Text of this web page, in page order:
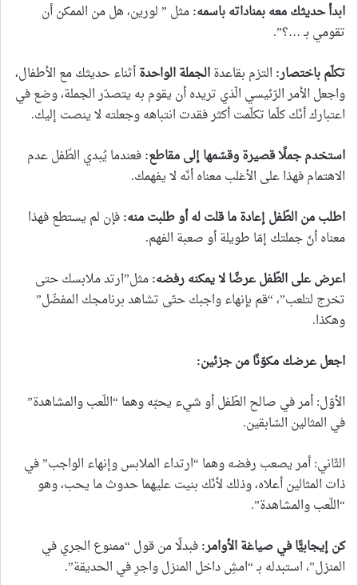
ابدأ حديثك معه بمناداته باسمه:مثل ” لورين، هل من الممكن أن
تقومي بـ …؟”.
تكلّم باختصار: التزم بقاعدةالجملة الواحدةأثناء حديثك مع الأطفال،
واجعل الأمر الرّئيسي الّذي تريده أن يقوم به يتصدّر الجملة، وضع في
اعتبارك أنّك كلّما تكلّمت أكثر فقدت انتباهه وجعلته لا ينصت إليك.
استخدم جملًا قصيرة وقسّمها إلى مقاطع:فعندما يُبدي الطّفل عدم
الاهتمام فهذا على الأغلب معناه أنّه لا يفهمك.
اطلب من الطّفل إعادة ما قلت له أو طلبت منه:فإن لم يستطع فهذا
معناه أنّ جملتك إمّا طويلة أو صعبة الفهم.
اعرض على الطّفل عرضًا لا يمكنه رفضه:مثل”ارتد ملابسك حتى
تخرج لتلعب”، “قم بإنهاء واجبك حتّى تشاهد برنامجك المفضّل”
وهكذا.
اجعل عرضك مكوّنًا من جزئين:
الأوّل: أمر في صالح الطّفل أو شيء يحبّه وهما “اللّعب والمشاهدة”
في المثالين السّابقين.
الثّاني: أمر يصعب رفضه وهما “ارتداء الملابس وإنهاء الواجب” في
ذات المثالين أعلاه، وذلك لأنّك بنيت عليهما حدوث ما يحب، وهو
“اللّعب والمشاهدة”.
كن إيجابيًّا في صياغة الأوامر:فبدلًا من قول “ممنوع الجري في
المنزل”، استبدله بـ “امشِ داخل المنزل واجرِ في الحديقة”.